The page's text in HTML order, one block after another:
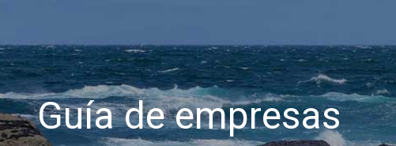
Guía de empresas